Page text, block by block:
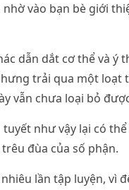
vào bạn bè giới
dẫn dắt cơ thể và ý
trải qua một loạt
vẫn chưa loại bỏ
như vậy lại có
đùa của số phận.
lần tập luyện, vì